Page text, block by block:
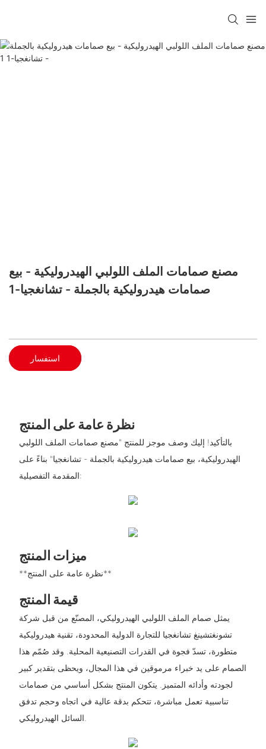
مصنع صمامات الملف اللولبي الهيدروليكية - بيع
صمامات هيدروليكية بالجملة - تشانغجيا-1
استفسار
نظرة عامة على المنتج
بالتأكيد! إليك وصف موجز للمنتج "مصنع صمامات الملف اللولبي
الهيدروليكية، بيع صمامات هيدروليكية بالجملة - تشانغجيا" بناءً على
المقدمة التفصيلية:
ميزات المنتج
**نظرة عامة على المنتج**
قيمة المنتج
يمثل صمام الملف اللولبي الهيدروليكي، المصنّع من قبل شركة
تشونغتشينغ تشانغجيا للتجارة الدولية المحدودة، تقنية هيدروليكية
متطورة، تسدّ فجوة في القدرات التصنيعية المحلية. وقد صُمّم هذا
الصمام على يد خبراء مرموقين في هذا المجال، ويحظى بتقدير كبير
لجودته وأدائه المتميز. يتكون المنتج بشكل أساسي من صمامات
تناسبية تعمل مباشرة، تتحكم بدقة عالية في اتجاه وحجم تدفق